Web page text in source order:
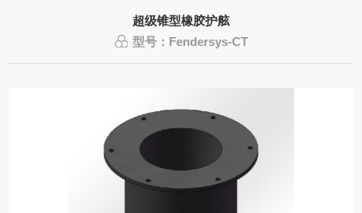
超级锥型橡胶护舷
型号：Fendersys-CT